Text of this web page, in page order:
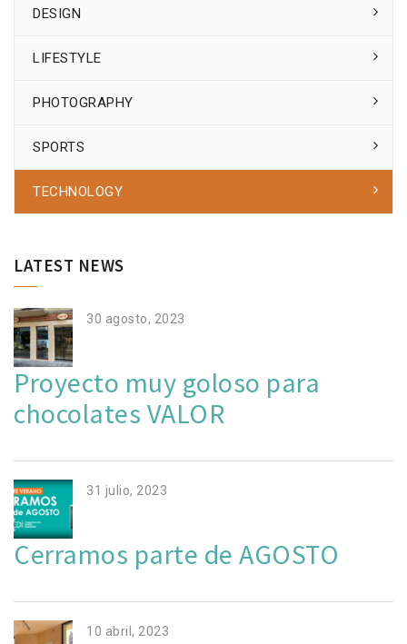
DESIGN
LIFESTYLE
PHOTOGRAPHY
SPORTS
TECHNOLOGY
LATEST NEWS
30 agosto, 2023
Proyecto muy goloso para
chocolates VALOR
31 julio, 2023
Cerramos parte de AGOSTO
10 abril, 2023